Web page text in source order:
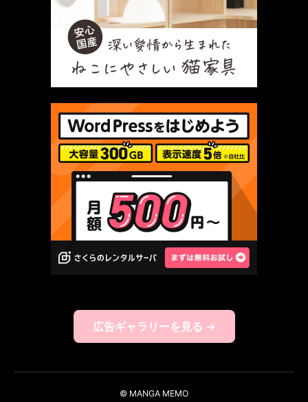
広告ギャラリーを見る →
© MANGA MEMO